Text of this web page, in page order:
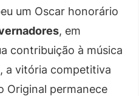
um Oscar honorário
, em
contribuição à música
a vitória competitiva
Original permanece